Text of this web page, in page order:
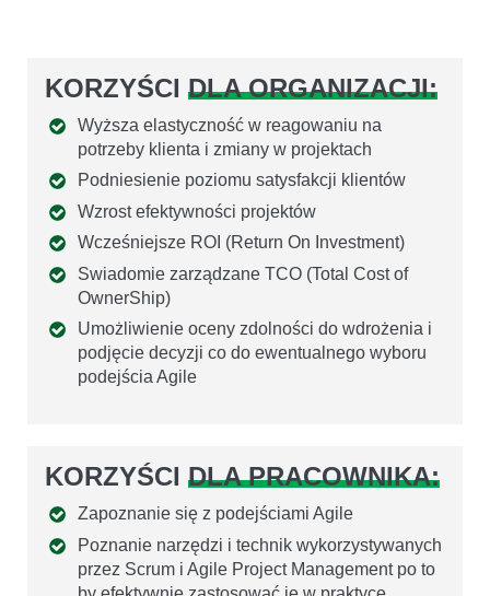
KORZYŚCI DLA ORGANIZACJI:
Wyższa elastyczność w reagowaniu na
potrzeby klienta i zmiany w projektach
Podniesienie poziomu satysfakcji klientów
Wzrost efektywności projektów
Wcześniejsze ROI (Return On Investment)
Swiadomie zarządzane TCO (Total Cost of
OwnerShip)
Umożliwienie oceny zdolności do wdrożenia i
podjęcie decyzji co do ewentualnego wyboru
podejścia Agile
KORZYŚCI DLA PRACOWNIKA:
Zapoznanie się z podejściami Agile
Poznanie narzędzi i technik wykorzystywanych
przez Scrum i Agile Project Management po to